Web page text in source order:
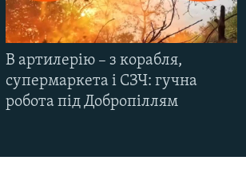
В артилерію – з корабля,
супермаркета і СЗЧ: гучна
робота під Добропіллям